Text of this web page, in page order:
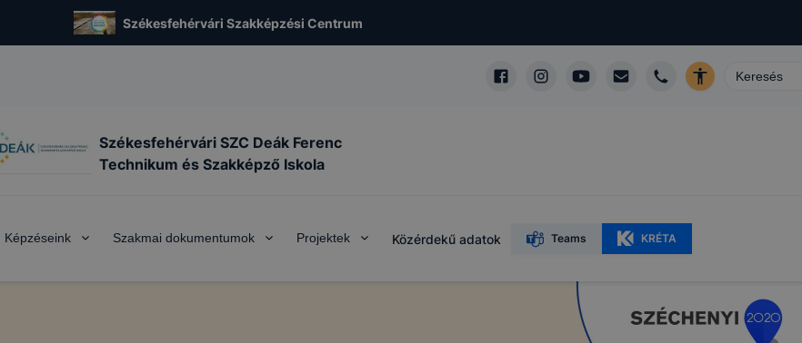
Székesfehérvári Szakképzési Centrum
Székesfehérvári SZC Deák Ferenc
Technikum és Szakképző Iskola
Képzéseink Szakmai dokumentumok Projektek Közérdekű adatok Teams KRÉTA